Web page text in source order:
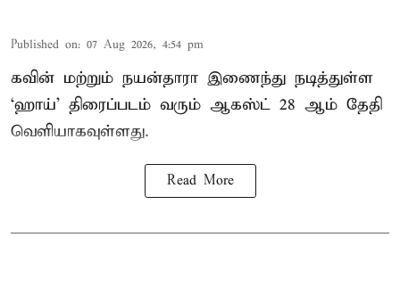
Published on: 07 Aug 2026, 4:54 pm
கவின் மற்றும் நயன்தாரா இணைந்து நடித்துள்ள
‘ஹாய்’ திரைப்படம் வரும் ஆகஸ்ட் 28 ஆம் தேதி
வெளியாகவுள்ளது.
Read More